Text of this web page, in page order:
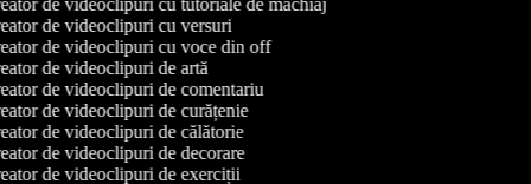
de videoclipuri cu tutoriale de machiaj
de videoclipuri cu versuri
de videoclipuri cu voce din off
de videoclipuri de artă
de videoclipuri de comentariu
de videoclipuri de curățenie
de videoclipuri de călătorie
de videoclipuri de decorare
de videoclipuri de exerciții